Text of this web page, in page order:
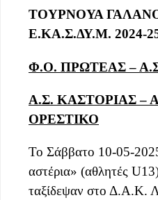
ΤΟΥΡΝΟΥΑ
Ε.ΚΑ.Σ.ΔΥ.Μ. 2024-
Φ.Ο. ΠΡΩΤΕΑΣ –
Α.Σ. ΚΑΣΤΟΡΙΑΣ –
ΟΡΕΣΤΙΚΟ
Το Σάββατο 10-05-
αστέρια» (αθλητές
ταξίδεψαν στο Δ.Α.Κ.